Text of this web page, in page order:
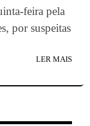
feira pela
por suspeitas
LER MAIS